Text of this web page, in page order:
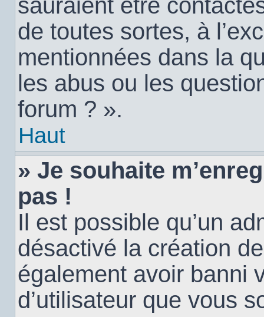
sauraient être
de toutes sortes, à
mentionnées dans la
les abus ou les
forum ? ».
Haut
» Je souhaite
pas !
Il est possible qu’un
désactivé la création
également avoir banni
d’utilisateur que vous